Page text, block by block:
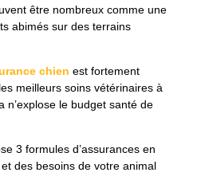
être nombreux comme une
abimés sur des terrains
chien est fortement
meilleurs soins vétérinaires à
n’explose le budget santé de
3 formules d’assurances en
des besoins de votre animal